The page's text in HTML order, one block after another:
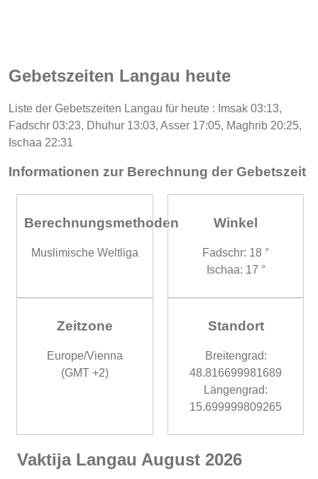
Gebetszeiten Langau heute
Liste der Gebetszeiten Langau für heute : Imsak 03:13,
Fadschr 03:23, Dhuhur 13:03, Asser 17:05, Maghrib 20:25,
Ischaa 22:31
Informationen zur Berechnung der Gebetszeit
Berechnungsmethoden
Muslimische Weltliga
Winkel
Fadschr: 18 °
Ischaa: 17 °
Zeitzone
Europe/Vienna
(GMT +2)
Standort
Breitengrad:
48.816699981689
Längengrad:
15.699999809265
Vaktija Langau August 2026